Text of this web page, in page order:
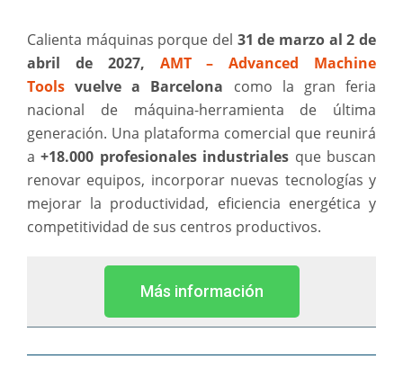
Calienta máquinas porque del 31 de marzo al 2 de
abril de 2027, AMT – Advanced Machine
Tools vuelve a Barcelona como la gran feria
nacional de máquina-herramienta de última
generación. Una plataforma comercial que reunirá
a+18.000 profesionales industriales que buscan
renovar equipos, incorporar nuevas tecnologías y
mejorar la productividad, eficiencia energética y
competitividad de sus centros productivos.
Más información